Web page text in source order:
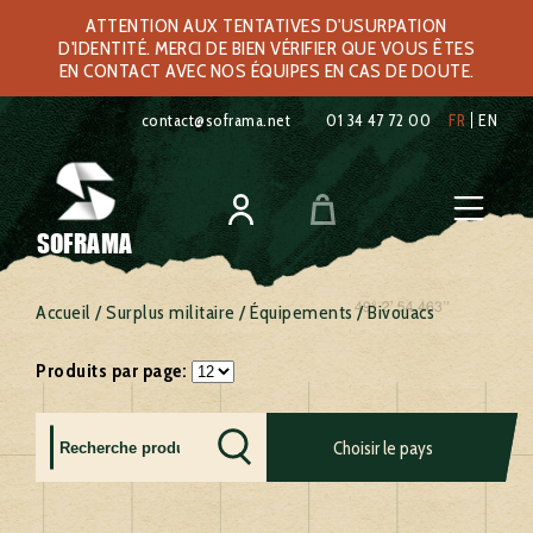
ATTENTION AUX TENTATIVES D'USURPATION
D'IDENTITÉ. MERCI DE BIEN VÉRIFIER QUE VOUS ÊTES
EN CONTACT AVEC NOS ÉQUIPES EN CAS DE DOUTE.
contact@soframa.net 01 34 47 72 00 FR EN
SOFRAMA
Accueil /Surplus militaire /Équipements/ Bivouacs
Produits par page:
Choisir le pays
Belgique
France
Royaume
Russie